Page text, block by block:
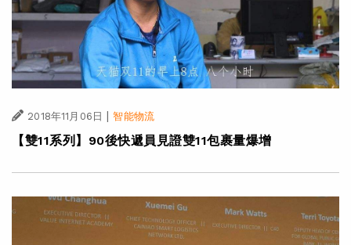
2018年11月06日 | 智能物流
【雙11系列】90後快遞員見證雙11包裹量爆增